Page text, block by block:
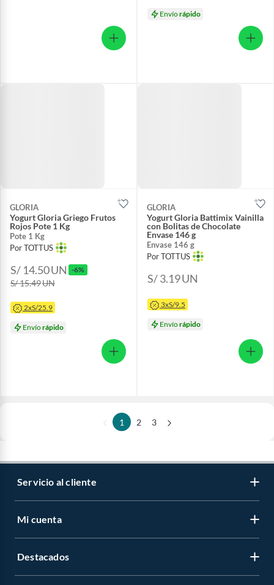
Envíorápido
GLORIA
Yogurt Gloria Griego Frutos
Rojos Pote 1 Kg
Pote 1 Kg
Por TOTTUS
S/ 14.50UN -6%
S/ 15.49UN
2xS/25.9
Envíorápido
GLORIA
Yogurt Gloria Battimix Vainilla
con Bolitas de Chocolate
Envase 146 g
Envase 146 g
Por TOTTUS
S/ 3.19UN
3xS/9.5
Envíorápido
1 2 3
Servicio al cliente
Mi cuenta
Destacados